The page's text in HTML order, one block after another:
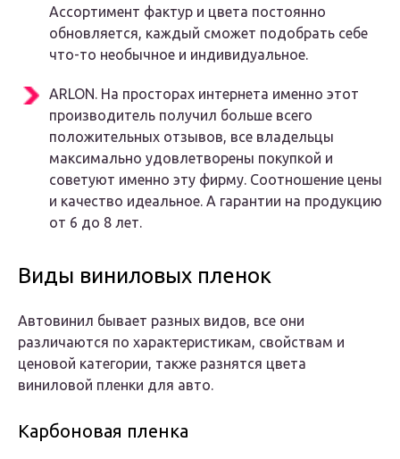
Ассортимент фактур и цвета постоянно
обновляется, каждый сможет подобрать себе
что-то необычное и индивидуальное.
ARLON. На просторах интернета именно этот
производитель получил больше всего
положительных отзывов, все владельцы
максимально удовлетворены покупкой и
советуют именно эту фирму. Соотношение цены
и качество идеальное. А гарантии на продукцию
от 6 до 8 лет.
Виды виниловых пленок
Автовинил бывает разных видов, все они
различаются по характеристикам, свойствам и
ценовой категории, также разнятся цвета
виниловой пленки для авто.
Карбоновая пленка